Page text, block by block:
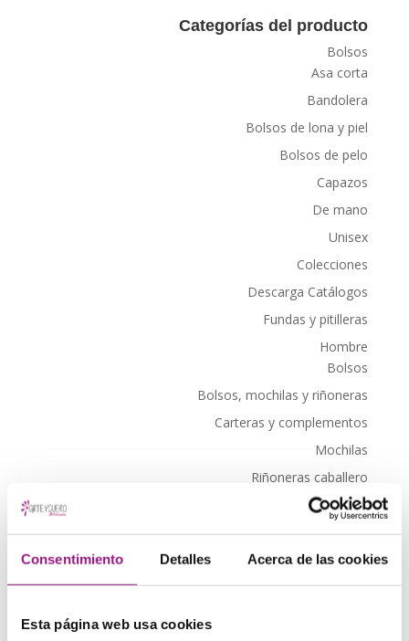
Consentimiento Detalles Acerca de las cookies
Esta página web usa cookies
Categorías del producto
Bolsos
Asa corta
Bandolera
Bolsos de lona y piel
Bolsos de pelo
Capazos
De mano
Unisex
Colecciones
Descarga Catálogos
Fundas y pitilleras
Hombre
Bolsos
Bolsos, mochilas y riñoneras
Carteras y complementos
Mochilas
Riñoneras caballero
Llaveros
Mochilas
Monederos, carteras y tarjeteros